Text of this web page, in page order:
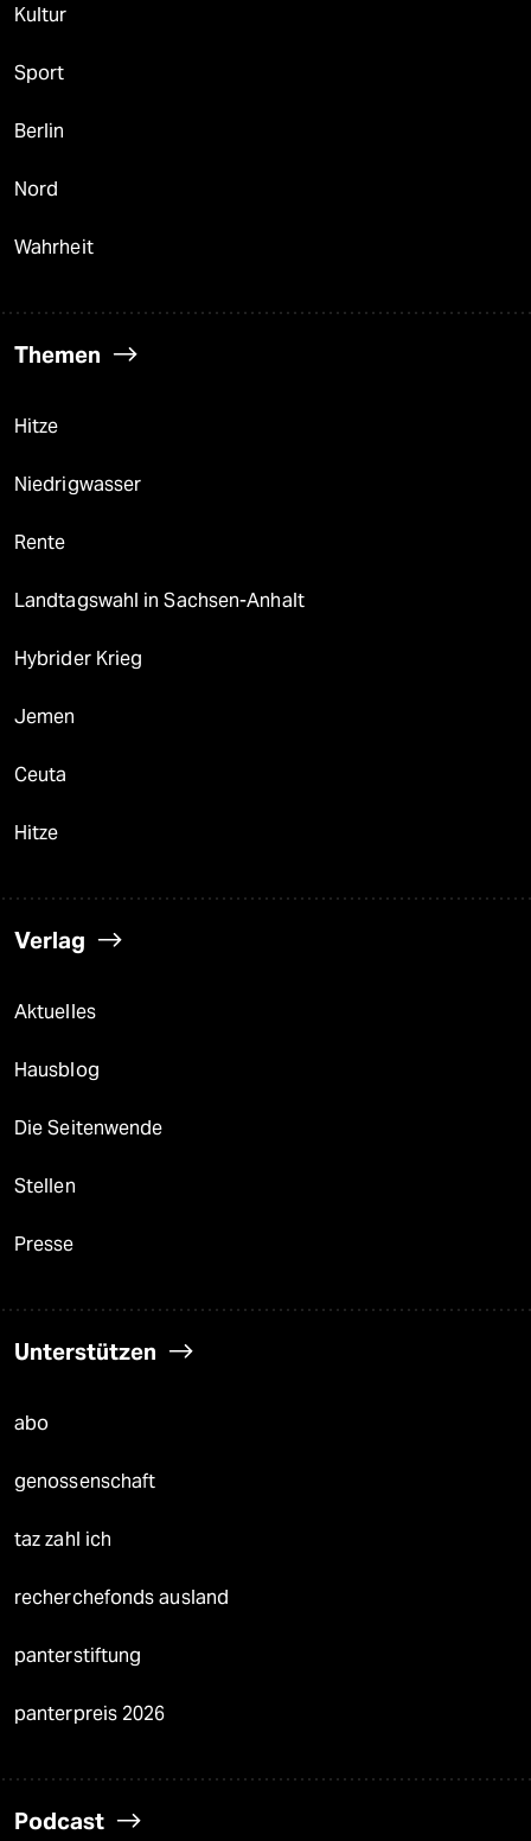
Kultur
Sport
Berlin
Nord
Wahrheit
Themen
Hitze
Niedrigwasser
Rente
Landtagswahl in Sachsen-Anhalt
Hybrider Krieg
Jemen
Ceuta
Hitze
Verlag
Aktuelles
Hausblog
Die Seitenwende
Stellen
Presse
Unterstützen
abo
genossenschaft
taz zahl ich
recherchefonds ausland
panterstiftung
panterpreis 2026
Podcast